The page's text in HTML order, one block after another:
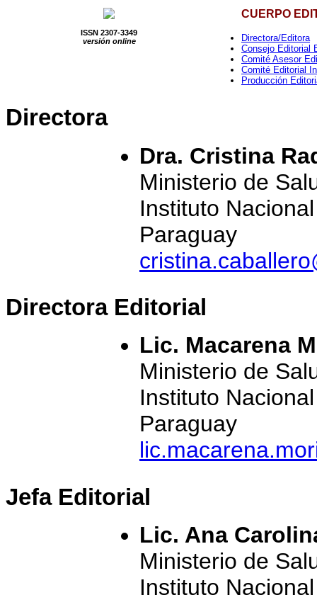
ISSN 2307-3349
versión online
CUERPO
Directora/Editora
Consejo Editorial
Comité Asesor
Comité Editorial
Producción
Directora
Dra. Cristina
Ministerio de
Instituto
Paraguay
Directora Editorial
Lic. Macarena
Ministerio de
Instituto
Paraguay
Jefa Editorial
Lic. Ana
Ministerio de
Instituto